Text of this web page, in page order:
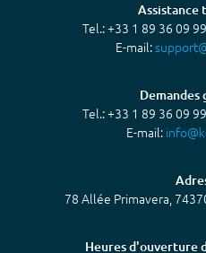
Assistance
Tel.: +33 1 89 36 09
E-mail:
Demandes
Tel.: +33 1 89 36 09
E-mail:
78 Allée Primavera,
Heures d'ouverture